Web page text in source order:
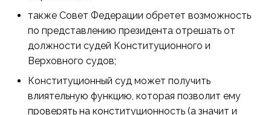
также Совет Федерации обретет возможность
по представлению президента отрешать от
должности судей Конституционного и
Верховного судов;
Конституционный суд может получить
влиятельную функцию, которая позволит ему
проверять на конституционность (а значит и